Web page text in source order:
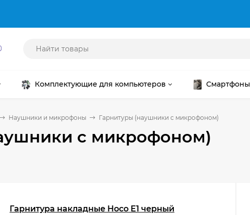
Комплектующие для компьютеров Смартфоны
Наушники и микрофоны Гарнитуры (наушники с микрофоном)
с микрофоном)
Гарнитура накладные Hoco E1 черный